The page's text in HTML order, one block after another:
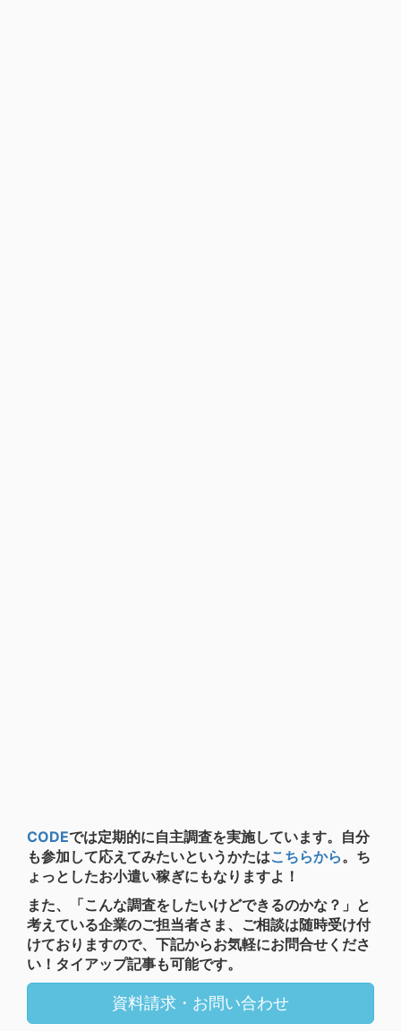
CODEでは定期的に自主調査を実施しています。自分
も参加して応えてみたいというかたはこちらから。ち
ょっとしたお小遣い稼ぎにもなりますよ！
また、「こんな調査をしたいけどできるのかな？」と
考えている企業のご担当者さま、ご相談は随時受け付
けておりますので、下記からお気軽にお問合せくださ
い！タイアップ記事も可能です。
資料請求・お問い合わせ